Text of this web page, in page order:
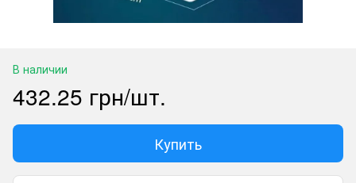
В наличии
432.25 грн/шт.
Купить